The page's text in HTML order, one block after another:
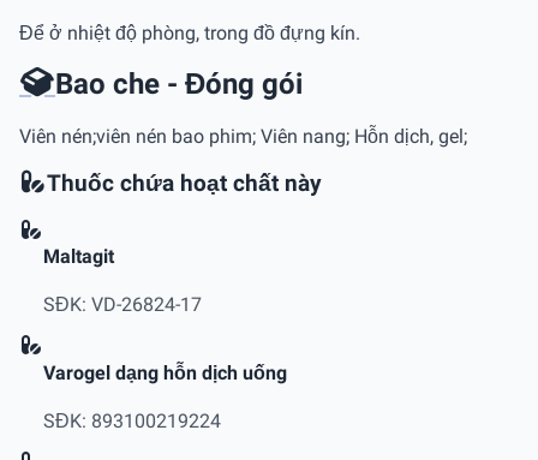
Để ở nhiệt độ phòng, trong đồ đựng kín.
Bao che - Đóng gói
Viên nén;viên nén bao phim; Viên nang; Hỗn dịch, gel;
Thuốc chứa hoạt chất này
Maltagit
SĐK: VD-26824-17
Varogel dạng hỗn dịch uống
SĐK: 893100219224